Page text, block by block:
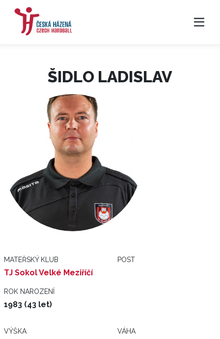
ŠIDLO LADISLAV
MATEŘSKÝ KLUB
TJ Sokol Velké Meziříčí
POST
ROK NAROZENÍ
1983 (43 let)
VÝŠKA VÁHA